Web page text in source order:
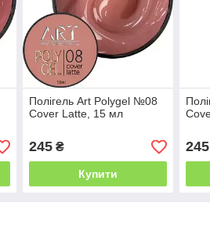
Полігель Art Polygel №08
Cover Latte, 15 мл
245₴
Купити
245